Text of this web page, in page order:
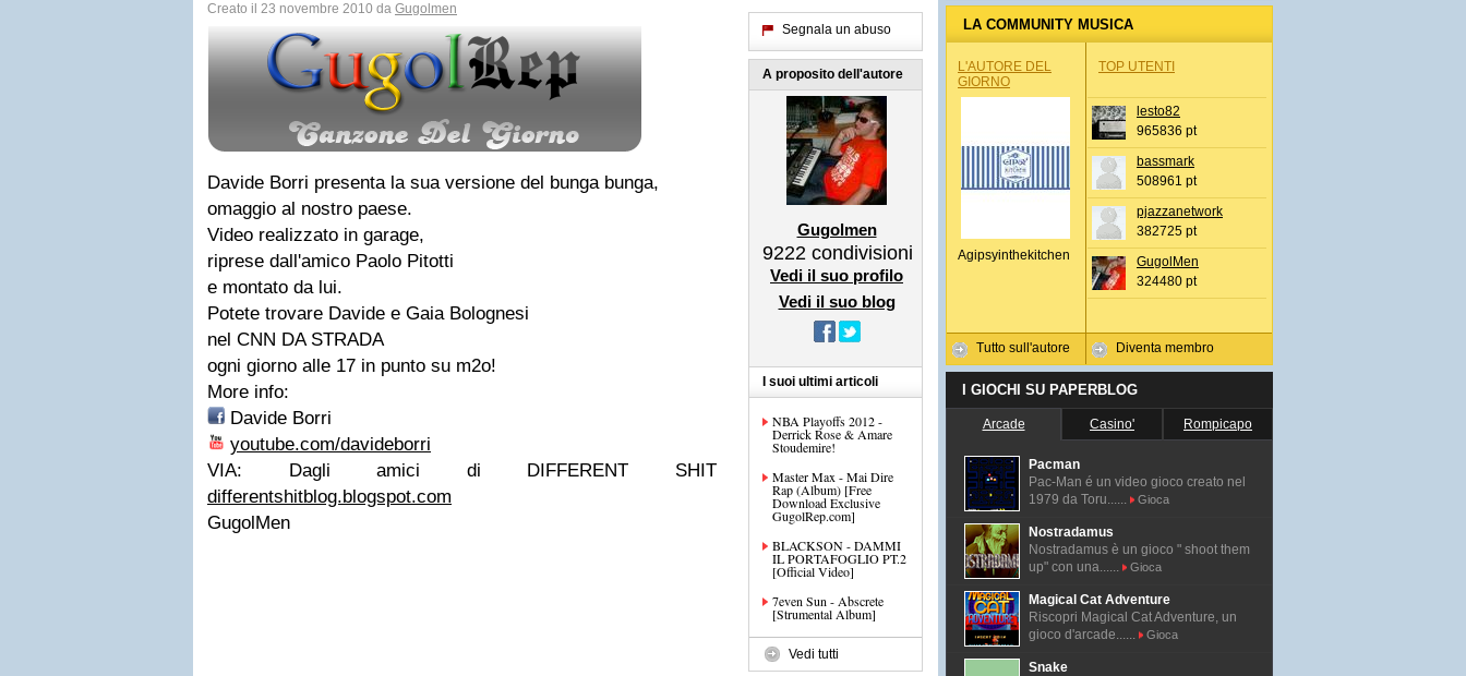
Creato il 23 novembre 2010 da Gugolmen
Davide Borri presenta la sua versione del bunga bunga,
omaggio al nostro paese.
Video realizzato in garage,
riprese dall'amico Paolo Pitotti
e montato da lui.
Potete trovare Davide e Gaia Bolognesi
nel CNN DA STRADA
ogni giorno alle 17 in punto su m2o!
More info:
Davide Borri
youtube.com/davideborri
VIA: Dagli amici di DIFFERENT SHIT
differentshitblog.blogspot.com
GugolMen
Segnala un abuso
A proposito dell'autore
Gugolmen
9222 condivisioni
Vedi il suo profilo
Vedi il suo blog
I suoi ultimi articoli
NBA Playoffs 2012 -
Derrick Rose & Amare
Stoudemire!
Master Max - Mai Dire
Rap (Album) [Free
Download Exclusive
GugolRep.com]
BLACKSON - DAMMI
IL PORTAFOGLIO PT.2
[Official Video]
7even Sun - Abscrete
[Strumental Album]
Vedi tutti
LA COMMUNITY MUSICA
L'AUTORE DEL
GIORNO
Agipsyinthekitchen
Tutto sull'autore
TOP UTENTI
lesto82
965836 pt
bassmark
508961 pt
pjazzanetwork
382725 pt
GugolMen
324480 pt
Diventa membro
I GIOCHI SU PAPERBLOG
Arcade Casino' Rompicapo
Pacman
Pac-Man é un video gioco creato nel
1979 da Toru......
Gioca
Nostradamus
Nostradamus è un gioco " shoot them
up" con una......
Gioca
Magical Cat Adventure
Riscopri Magical Cat Adventure, un
gioco d'arcade......
Gioca
Snake